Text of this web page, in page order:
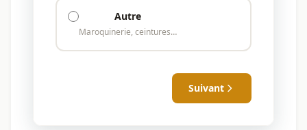
Autre
Maroquinerie, ceintures…
Suivant